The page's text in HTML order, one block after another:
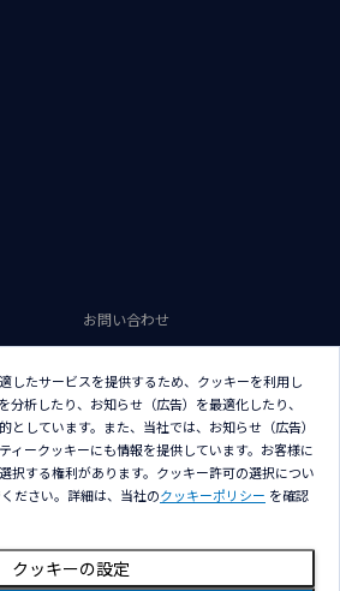
お問い合わせ
クッキー（Cookie）ポリシー
レン
したサービスを提供するため、クッキーを利用し
分析したり、お知らせ（広告）を最適化したり、
としています。また、当社では、お知らせ（広告）
ィークッキーにも情報を提供しています。お客様に
択する権利があります。クッキー許可の選択につい
ださい。詳細は、当社のクッキーポリシー を確認
クッキーの設定